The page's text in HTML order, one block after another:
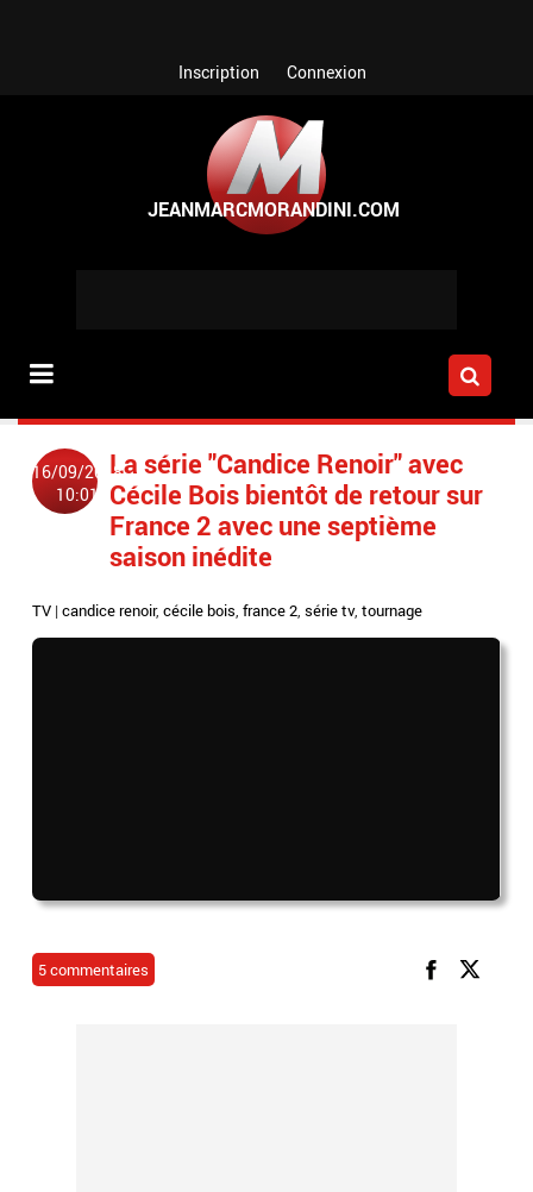
Inscription Connexion
16/09/2018
10:01
La série "Candice Renoir" avec
Cécile Bois bientôt de retour sur
France 2 avec une septième
saison inédite
TV |candice renoir,cécile bois,france 2,série tv,tournage
5 commentaires